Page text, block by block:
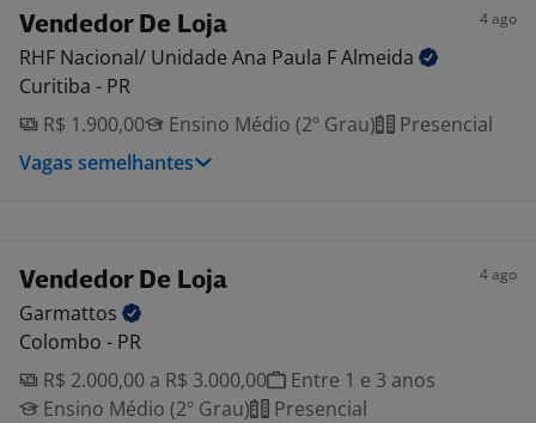
Vendedor De Loja 4 ago
RHF Nacional/ Unidade Ana Paula FAlmeida
Curitiba - PR
R$ 1.900,00
Ensino Médio (2º Grau)
Presencial
Vagas semelhantes
Vendedor De Loja 4 ago
Garmattos
Colombo - PR
R$ 2.000,00 a R$ 3.000,00
Entre 1 e 3 anos
Ensino Médio (2º Grau)
Presencial